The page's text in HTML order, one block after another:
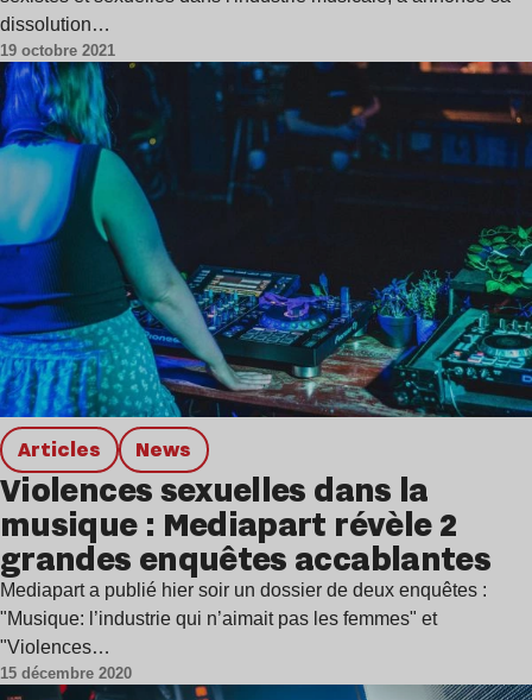
dissolution…
19 octobre 2021
Articles news
Violences sexuelles dans la
musique : Mediapart révèle 2
grandes enquêtes accablantes
Mediapart a publié hier soir un dossier de deux enquêtes :
"Musique: l’industrie qui n’aimait pas les femmes" et
"Violences…
15 décembre 2020